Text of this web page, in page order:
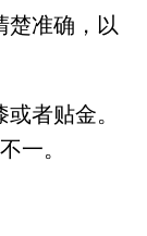
楚准确，以
者贴金。
一。